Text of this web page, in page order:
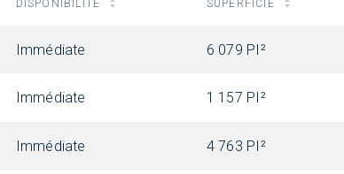
DISPONIBILITÉ SUPERFICIE
Immédiate 6 079 PI²
Immédiate 1 157 PI²
Immédiate 4 763 PI²